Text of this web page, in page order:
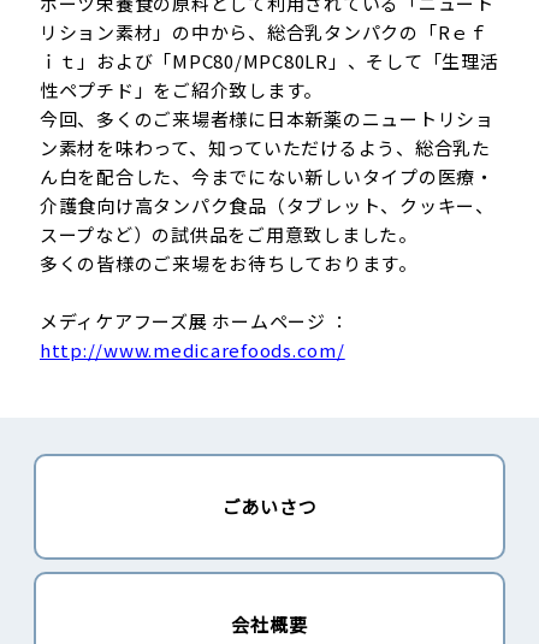
リション素材」の中から、総合乳タンパクの「Rｅｆ
ｉｔ」および「MPC80/MPC80LR」、そして「生理活
性ペプチド」をご紹介致します。
今回、多くのご来場者様に日本新薬のニュートリショ
ン素材を味わって、知っていただけるよう、総合乳た
ん白を配合した、今までにない新しいタイプの医療・
介護食向け高タンパク食品（タブレット、クッキー、
スープなど）の試供品をご用意致しました。
多くの皆様のご来場をお待ちしております。
メディケアフーズ展 ホームページ ：
http://www.medicarefoods.com/
ごあいさつ
会社概要